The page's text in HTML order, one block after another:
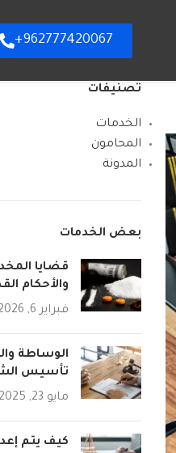
962777420067+
تصنيفات
الخدمات
المحامون
المدونة
بعض الخدمات
قضايا
والأحكام
فبراير 6, 2026
الوساطة
تأسيس
مايو 23, 2025
كيف يتم